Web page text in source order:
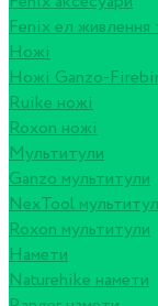
Fenix ел живлення
Ножі
Ножі Ganzo-
Ruike ножі
Roxon ножi
Мультитули
Ganzo мультитули
NexTool
Roxon мультитули
Намети
Naturehike намети